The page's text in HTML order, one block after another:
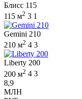
Блисс 115
115 м2 3 1
Gemini 210
210 м2 4 3
Liberty 200
200 м2 4 3
8,9
МЛН